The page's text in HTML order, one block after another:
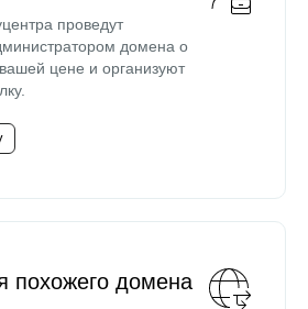
проведут
домена о
цене и организуют
похожего домена